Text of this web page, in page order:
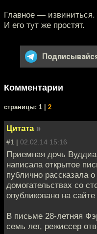
Главное — извиниться.
И его тут же простят.
Комментарии
cтраницы: 1 | 2
Цитата »
#1 | 02.02.14 15:16
Приемная дочь
написала открытое
публично рассказала
домогательствах со
опубликовано на
В письме 28-летняя
семь лет, режиссер